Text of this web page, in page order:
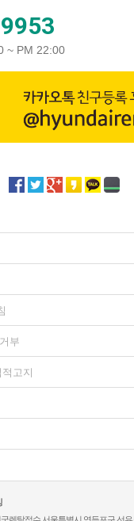
~ PM 22:00
부
고지
렌탈접수 서울특별시 영등포구 선